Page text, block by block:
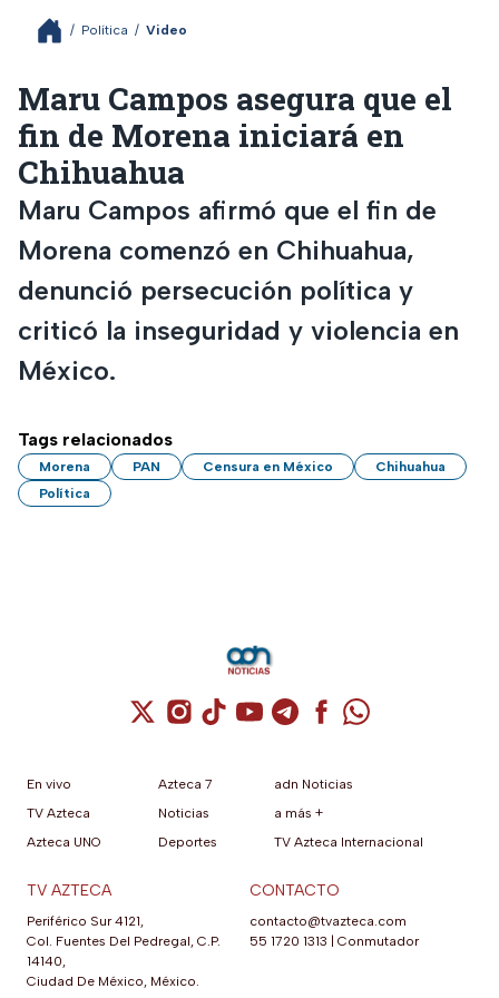
/ Política / Video
Maru Campos asegura que el
fin de Morena iniciará en
Chihuahua
Maru Campos afirmó que el fin de
Morena comenzó en Chihuahua,
denunció persecución política y
criticó la inseguridad y violencia en
México.
Tags relacionados
Morena PAN Censura en México
Chihuahua
Política
Cuenta de X / Twitter (se abre en una
Cuenta de Instagram (se abre en una
Cuenta de TikTok (se abre en
Cuenta de YouTube (se abre
Cuenta de Telegram (se
Cuenta de
Cuenta de
En vivo
TV Azteca
Azteca UNO
Azteca 7
Noticias
Deportes
adn Noticias
a más +
TV Azteca Internacional
TV AZTECA
Periférico Sur 4121,
Col. Fuentes Del Pedregal, C.P.
14140,
Ciudad De México, México.
CONTACTO
contacto@tvazteca.com
55 1720 1313 | Conmutador